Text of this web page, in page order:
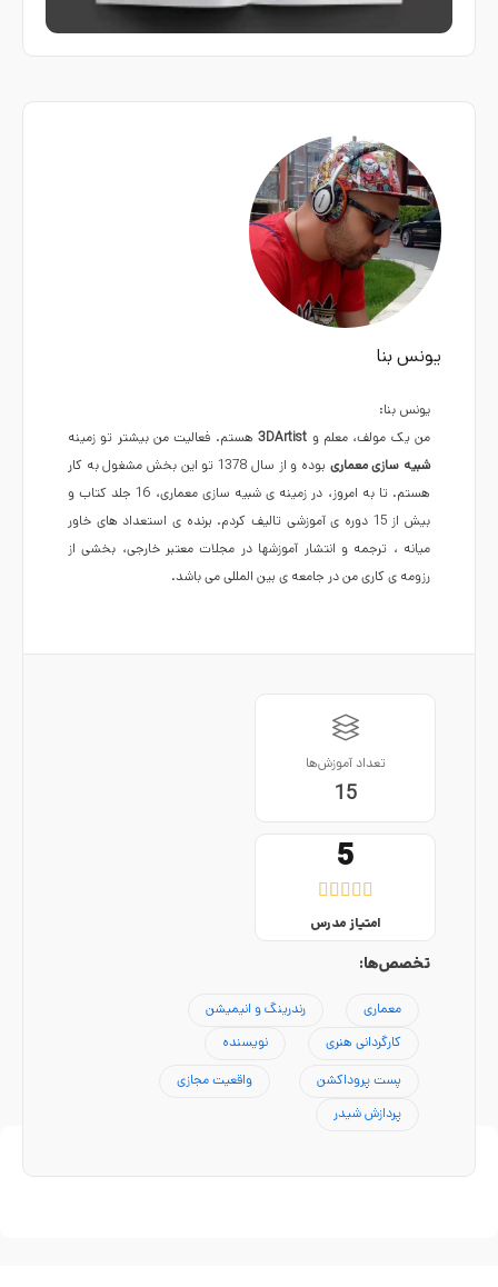
یونس بنا
یونس بنا:
من یک مولف، معلم و 3DArtistهستم. فعالیت من بیشتر تو زمینه
شبیه سازی معماری
بوده و از سال 1378 تو این بخش مشغول به کار
هستم. تا به امروز، در زمینه ی شبیه سازی معماری، 16 جلد کتاب و
بیش از 15 دوره ی آموزشی تالیف کردم. برنده ی استعداد های خاور
میانه ، ترجمه و انتشار آموزشها در مجلات معتبر خارجی، بخشی از
رزومه ی کاری من در جامعه ی بین المللی می باشد.
تعداد آموزش‌ها
15
5





امتیاز مدرس
تخصص‌ها:
معماری
رندرینگ و انیمیشن
کارگردانی هنری
نویسنده
پست پروداکشن
واقعیت مجازی
پردازش شیدر